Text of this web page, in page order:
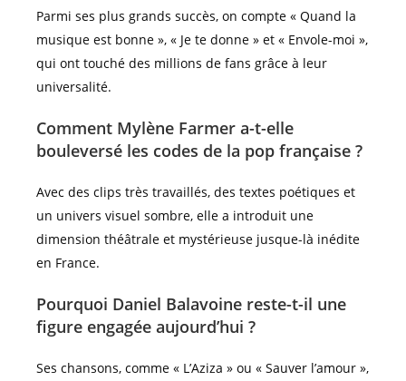
Parmi ses plus grands succès, on compte « Quand la
musique est bonne », « Je te donne » et « Envole-moi »,
qui ont touché des millions de fans grâce à leur
universalité.
Comment Mylène Farmer a-t-elle
bouleversé les codes de la pop française ?
Avec des clips très travaillés, des textes poétiques et
un univers visuel sombre, elle a introduit une
dimension théâtrale et mystérieuse jusque-là inédite
en France.
Pourquoi Daniel Balavoine reste-t-il une
figure engagée aujourd’hui ?
Ses chansons, comme « L’Aziza » ou « Sauver l’amour »,